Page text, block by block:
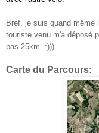
Bref, je suis quand même
touriste venu m'a déposé
pas 25km. :)))
Carte du Parcours: